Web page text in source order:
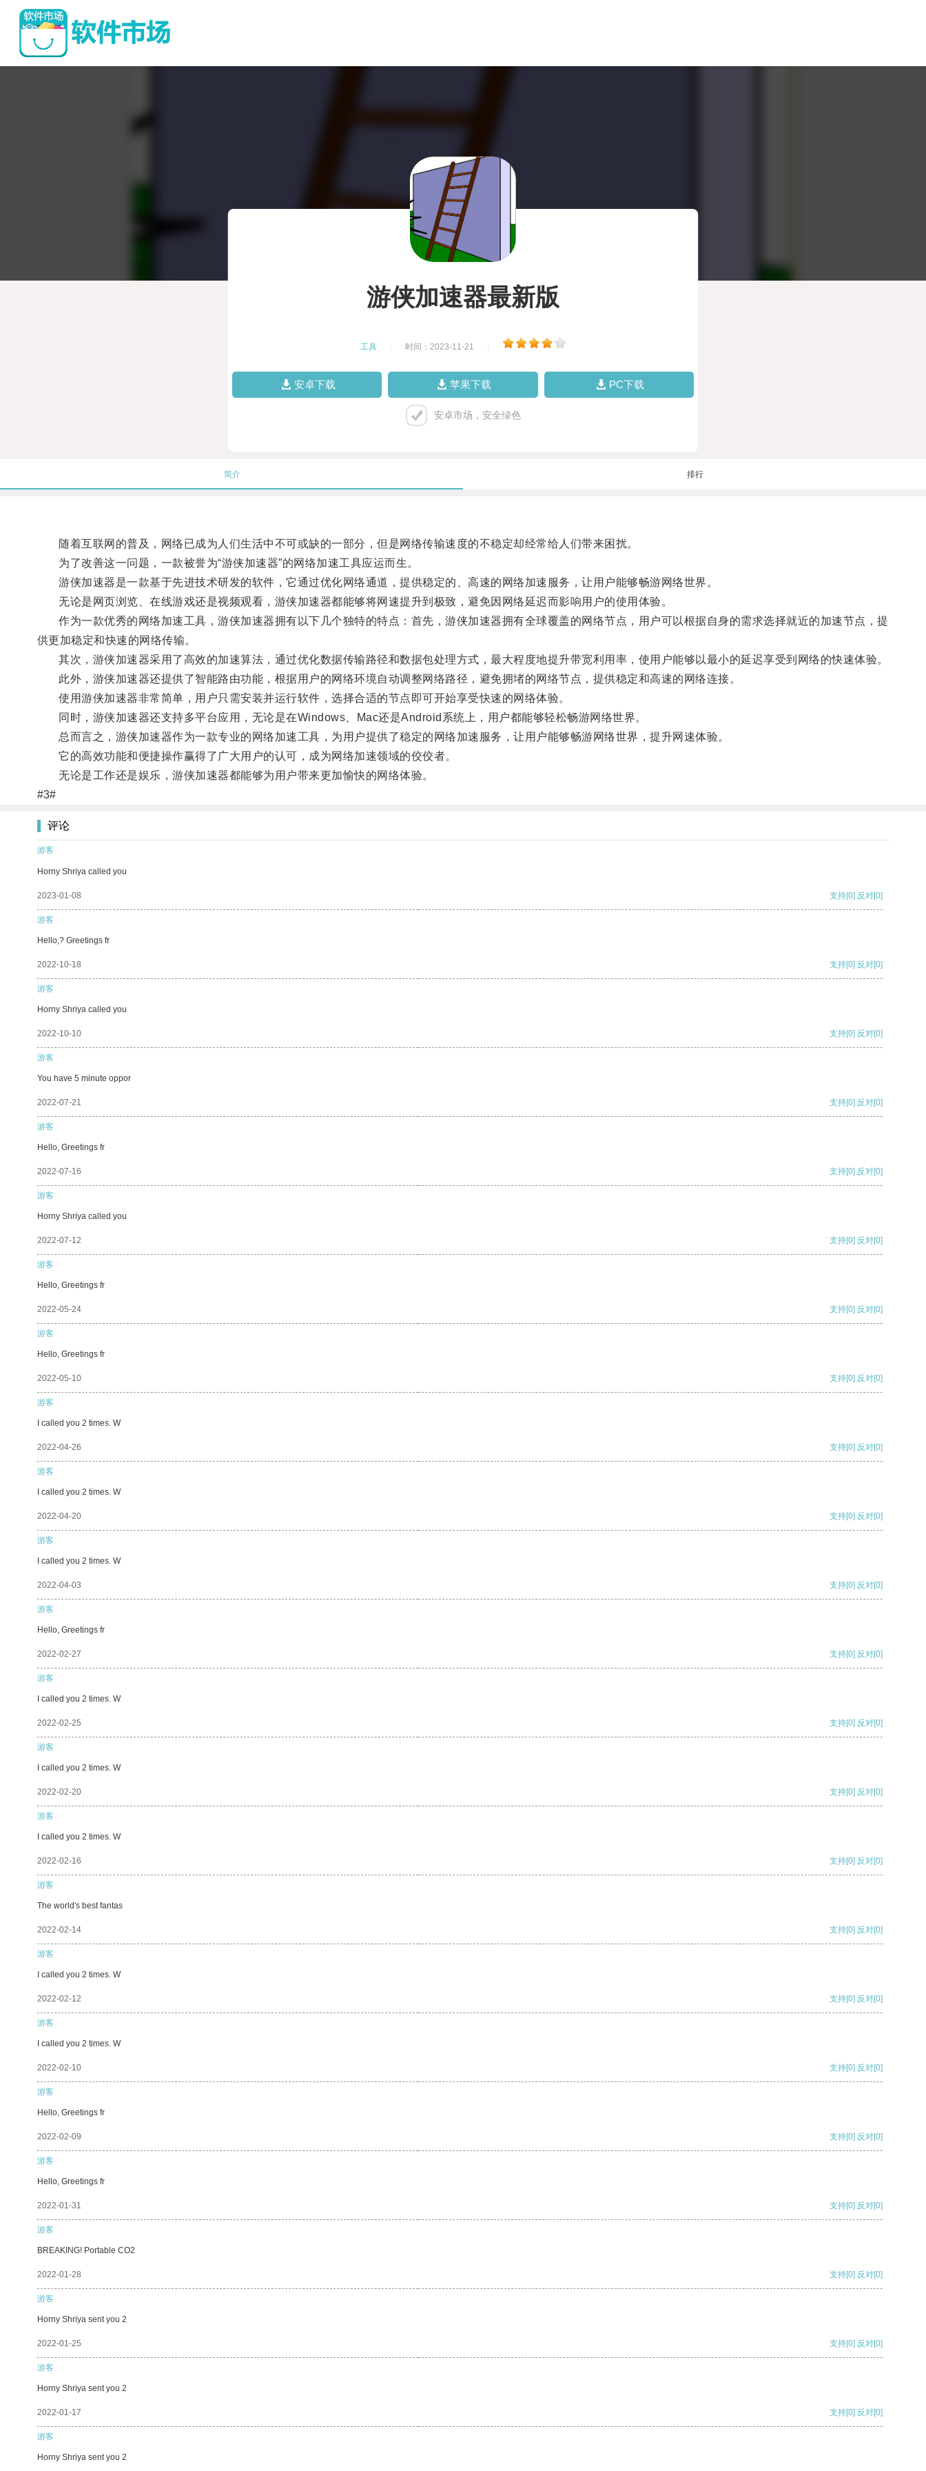
游侠加速器最新版
工具 时间：2023-11-21
安卓下载 苹果下载 PC下载
安卓市场，安全绿色
简介 排行
随着互联网的普及，网络已成为人们生活中不可或缺的一部分，但是网络传输速度的不稳定却经常给人们带来困扰。
为了改善这一问题，一款被誉为“游侠加速器”的网络加速工具应运而生。
游侠加速器是一款基于先进技术研发的软件，它通过优化网络通道，提供稳定的、高速的网络加速服务，让用户能够畅游网络世界。
无论是网页浏览、在线游戏还是视频观看，游侠加速器都能够将网速提升到极致，避免因网络延迟而影响用户的使用体验。
作为一款优秀的网络加速工具，游侠加速器拥有以下几个独特的特点：首先，游侠加速器拥有全球覆盖的网络节点，用户可以根据自身的需求选择就近的加速节点，提
供更加稳定和快速的网络传输。
其次，游侠加速器采用了高效的加速算法，通过优化数据传输路径和数据包处理方式，最大程度地提升带宽利用率，使用户能够以最小的延迟享受到网络的快速体验。
此外，游侠加速器还提供了智能路由功能，根据用户的网络环境自动调整网络路径，避免拥堵的网络节点，提供稳定和高速的网络连接。
使用游侠加速器非常简单，用户只需安装并运行软件，选择合适的节点即可开始享受快速的网络体验。
同时，游侠加速器还支持多平台应用，无论是在Windows、Mac还是Android系统上，用户都能够轻松畅游网络世界。
总而言之，游侠加速器作为一款专业的网络加速工具，为用户提供了稳定的网络加速服务，让用户能够畅游网络世界，提升网速体验。
它的高效功能和便捷操作赢得了广大用户的认可，成为网络加速领域的佼佼者。
无论是工作还是娱乐，游侠加速器都能够为用户带来更加愉快的网络体验。
#3#
评论
游客
Horny Shriya called you
2023-01-08 支持[0] 反对[0]
游客
Hello,? Greetings fr
2022-10-18 支持[0] 反对[0]
游客
Horny Shriya called you
2022-10-10 支持[0] 反对[0]
游客
You have 5 minute oppor
2022-07-21 支持[0] 反对[0]
游客
Hello, Greetings fr
2022-07-16 支持[0] 反对[0]
游客
Horny Shriya called you
2022-07-12 支持[0] 反对[0]
游客
Hello, Greetings fr
2022-05-24 支持[0] 反对[0]
游客
Hello, Greetings fr
2022-05-10 支持[0] 反对[0]
游客
I called you 2 times. W
2022-04-26 支持[0] 反对[0]
游客
I called you 2 times. W
2022-04-20 支持[0] 反对[0]
游客
I called you 2 times. W
2022-04-03 支持[0] 反对[0]
游客
Hello, Greetings fr
2022-02-27 支持[0] 反对[0]
游客
I called you 2 times. W
2022-02-25 支持[0] 反对[0]
游客
I called you 2 times. W
2022-02-20 支持[0] 反对[0]
游客
I called you 2 times. W
2022-02-16 支持[0] 反对[0]
游客
The world's best fantas
2022-02-14 支持[0] 反对[0]
游客
I called you 2 times. W
2022-02-12 支持[0] 反对[0]
游客
I called you 2 times. W
2022-02-10 支持[0] 反对[0]
游客
Hello, Greetings fr
2022-02-09 支持[0] 反对[0]
游客
Hello, Greetings fr
2022-01-31 支持[0] 反对[0]
游客
BREAKING! Portable CO2
2022-01-28 支持[0] 反对[0]
游客
Horny Shriya sent you 2
2022-01-25 支持[0] 反对[0]
游客
Horny Shriya sent you 2
2022-01-17 支持[0] 反对[0]
游客
Horny Shriya sent you 2